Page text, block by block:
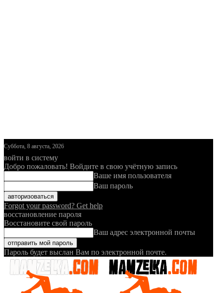
Суббота, 8 августа, 2026
войти в систему
Добро пожаловать! Войдите в свою учётную запись
Ваше имя пользователя
Ваш пароль
Forgot your password? Get help
восстановление пароля
Восстановите свой пароль
Ваш адрес электронной почты
Пароль будет выслан Вам по электронной почте.